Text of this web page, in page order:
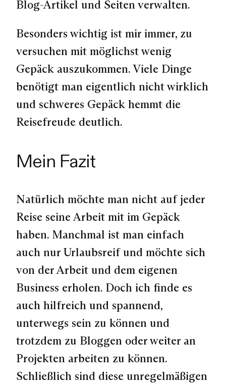
Blog-Artikel und Seiten verwalten.
Besonders wichtig ist mir immer, zu
versuchen mit möglichst wenig
Gepäck auszukommen. Viele Dinge
benötigt man eigentlich nicht wirklich
und schweres Gepäck hemmt die
Reisefreude deutlich.
Mein Fazit
Natürlich möchte man nicht auf jeder
Reise seine Arbeit mit im Gepäck
haben. Manchmal ist man einfach
auch nur Urlaubsreif und möchte sich
von der Arbeit und dem eigenen
Business erholen. Doch ich finde es
auch hilfreich und spannend,
unterwegs sein zu können und
trotzdem zu Bloggen oder weiter an
Projekten arbeiten zu können.
Schließlich sind diese unregelmäßigen